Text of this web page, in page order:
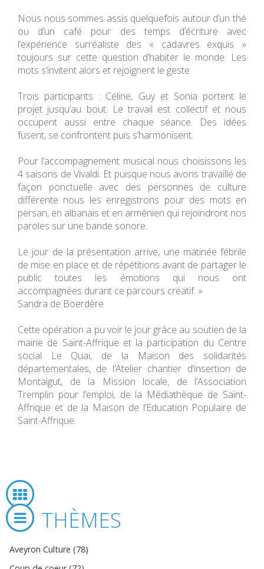
Nous nous sommes assis quelquefois autour d’un thé
ou d’un café pour des temps d’écriture avec
l’expérience surréaliste des « cadavres exquis »
toujours sur cette question d’habiter le monde. Les
mots s’invitent alors et rejoignent le geste.
Trois participants : Céline, Guy et Sonia portent le
projet jusqu’au bout. Le travail est collectif et nous
occupent aussi entre chaque séance. Des idées
fusent, se confrontent puis s’harmonisent.
Pour l’accompagnement musical nous choisissons les
4 saisons de Vivaldi. Et puisque nous avons travaillé de
façon ponctuelle avec des personnes de culture
différente nous les enregistrons pour des mots en
persan, en albanais et en arménien qui rejoindront nos
paroles sur une bande sonore.
Le jour de la présentation arrive, une matinée fébrile
de mise en place et de répétitions avant de partager le
public toutes les émotions qui nous ont
accompagnées durant ce parcours créatif. »
Sandra de Boerdère
Cette opération a pu voir le jour grâce au soutien de la
mairie de Saint-Affrique et la participation du Centre
social Le Quai, de la Maison des solidarités
départementales, de l’Atelier chantier d’insertion de
Montaigut, de la Mission locale, de l’Association
Tremplin pour l’emploi, de la Médiathèque de Saint-
Affrique et de la Maison de l’Education Populaire de
Saint-Affrique.
THÈMES
Aveyron Culture (78)